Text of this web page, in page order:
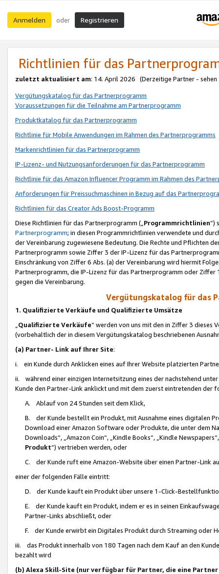
Anmelden oder Registrieren
Richtlinien für das
zuletzt aktualisiert am: 14. April 2026 (Derzeitige Partner - sehen
Vergütungskatalog für das Partnerprogramm
Voraussetzungen für die Teilnahme am Partnerprogramm
Produktkatalog für das Partnerprogramm
Richtlinie für Mobile Anwendungen im Rahmen des Partnerprogramms
Markenrichtlinien für das Partnerprogramm
IP-Lizenz- und Nutzungsanforderungen für das Partnerprogramm
Richtlinie für das Amazon Influencer Programm im Rahmen des
Anforderungen für Preissuchmaschinen in Bezug auf das
Richtlinien für das Creator Ads Boost-Programm
Diese Richtlinien für das Partnerprogramm („Programmrichtlinien“)
Partnerprogramm; in diesen Programmrichtlinien verwendete und
der Vereinbarung zugewiesene Bedeutung. Die Rechte und Pflichten
Partnerprogramm sowie Ziffer 3 der IP-Lizenz für das
Einschränkung von Ziffer 6 Abs. (a) der Vereinbarung wird hiermit
Partnerprogramm, die IP-Lizenz für das Partnerprogramm oder
gegen die Vereinbarung.
Vergütungskatalog für das
1. Qualifizierte Verkäufe und Qualifizierte Umsätze
Qualifizierte Verkäufe“ werden von uns mit den in Ziffer 3
(vorbehaltlich der in diesem Vergütungskatalog beschriebenen
(a) Partner- Link auf Ihrer Site:
i. ein Kunde durch Anklicken eines auf Ihrer Website platzierten
ii. während einer einzigen Internetsitzung eines der nachstehend
Kunde den Partner-Link anklickt und mit dem zuerst eintretenden der
A. Ablauf von 24 Stunden seit dem Klick,
B. der Kunde bestellt ein Produkt, mit Ausnahme eines digitalen
Download einer Amazon Software oder Produkte, die unter dem
Downloads“, „Amazon Coin“, „Kindle Books“, „Kindle
Produkt“) vertrieben werden, oder
C. der Kunde ruft eine Amazon-Website über einen Partner-Link
einer der folgenden Fälle eintritt:
D. der Kunde kauft ein Produkt über unsere 1-Click-
E. der Kunde kauft ein Produkt, indem er es in seinen
Partner-Links abschließt, oder
F. der Kunde erwirbt ein Digitales Produkt durch Streaming oder
iii. das Produkt innerhalb von 180 Tagen nach dem Kauf an den
bezahlt wird
(b) Alexa Skill-Site (nur verfügbar für Partner, die eine